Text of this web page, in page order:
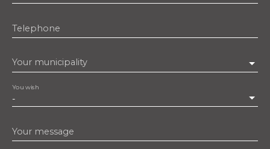
Telephone
Your municipality
-
You wish
Your message